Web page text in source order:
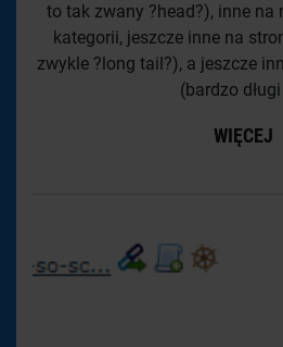
to tak zwany ?head?), inne na
kategorii, jeszcze inne na
zwykle ?long tail?), a jeszcze
(bardzo
WIĘCEJ